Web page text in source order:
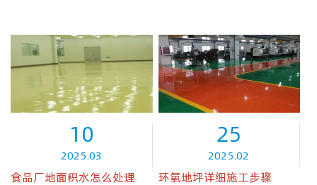
10
2025.03
食品厂地面积水怎么处理
25
2025.02
环氧地坪详细施工步骤